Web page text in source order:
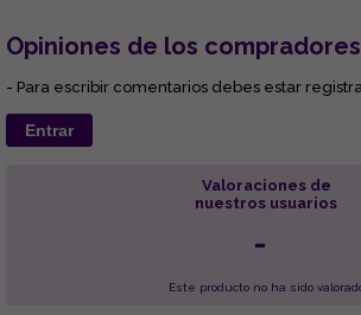
Opiniones de los
- Para escribir comentarios debes estar
Entrar
Valoraciones de
nuestros usuarios
-
Este producto no ha sido